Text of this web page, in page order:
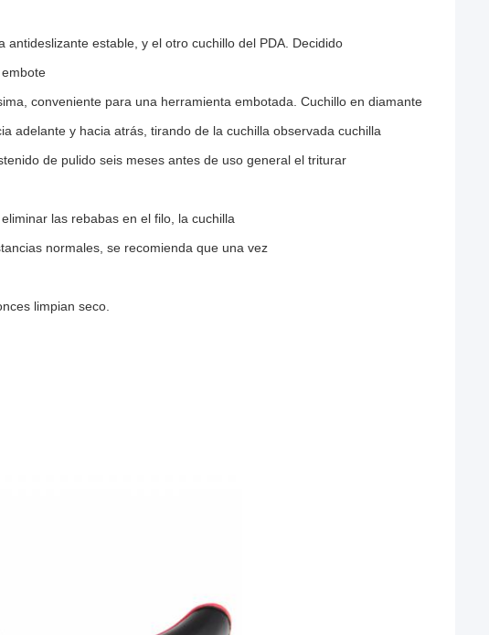
estable, y el otro cuchillo del PDA. Decidido
conveniente para una herramienta embotada. Cuchillo en diamante
adelante y hacia atrás, tirando de la cuchilla observada cuchilla
de pulido seis meses antes de uso general el triturar
las rebabas en el filo, la cuchilla
normales, se recomienda que una vez
limpian seco.